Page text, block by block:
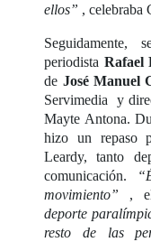
ellos” , celebraba
periodista Rafael
de José Manuel
Servimedia y
Mayte Antona.
hizo un repaso
Leardy, tanto
comunicación.
movimiento” ,
deporte
resto de las